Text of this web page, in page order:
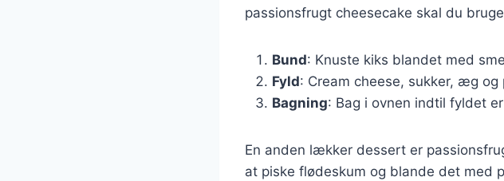
passionsfrugt cheesecake skal du
Bund: Knuste kiks blandet med
Fyld: Cream cheese, sukker, æg og
Bagning: Bag i ovnen indtil fyldet
En anden lækker dessert er
at piske flødeskum og blande det med